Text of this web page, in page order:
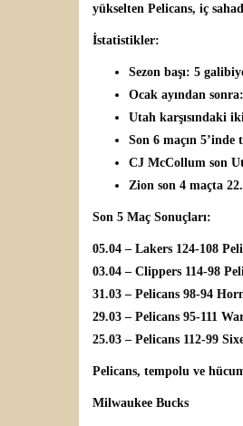
yükselten Pelicans, iç
İstatistikler:
Sezon başı: 5
Ocak ayından
Utah karşısındaki
Son 6 maçın 5’inde
CJ McCollum son
Zion son 4 maçta
Son 5 Maç Sonuçları:
05.04 – Lakers 124-108
03.04 – Clippers 114-98
31.03 – Pelicans 98-94
29.03 – Pelicans 95-111
25.03 – Pelicans 112-99
Pelicans, tempolu ve
Milwaukee Bucks